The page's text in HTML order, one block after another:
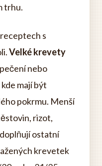
trhu.
s
Velké krevety
nebo
mají být
pokrmu. Menší
rizot,
ostatní
krevetek